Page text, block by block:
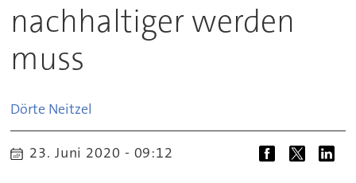
nachhaltiger werden
muss
Dörte Neitzel
23. Juni 2020 - 09:12